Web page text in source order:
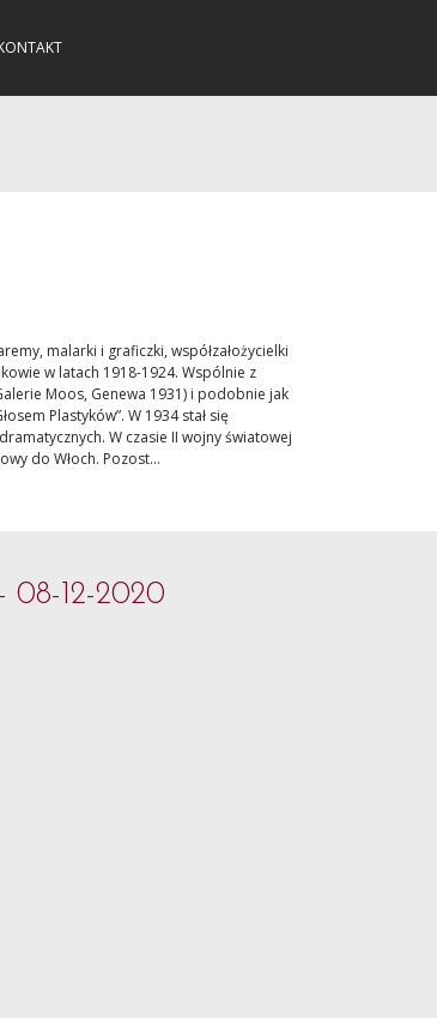
malarki i graficzki, współzałożycielki
w latach 1918-1924. Wspólnie z
Moos, Genewa 1931) i podobnie jak
Plastyków”. W 1934 stał się
W czasie II wojny światowej
do Włoch. Pozost...
08-12-2020